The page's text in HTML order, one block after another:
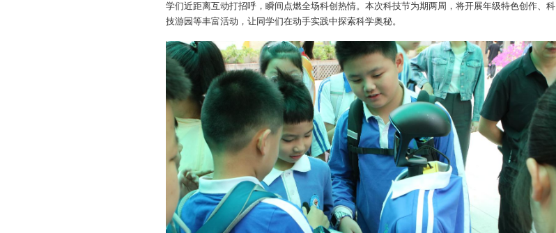
学们近距离互动打招呼，瞬间点燃全场科创热情。本次科技节为期两周，将开展年级特色创作、科
技游园等丰富活动，让同学们在动手实践中探索科学奥秘。